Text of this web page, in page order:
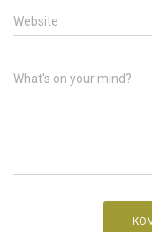
Website
What's on your mind?